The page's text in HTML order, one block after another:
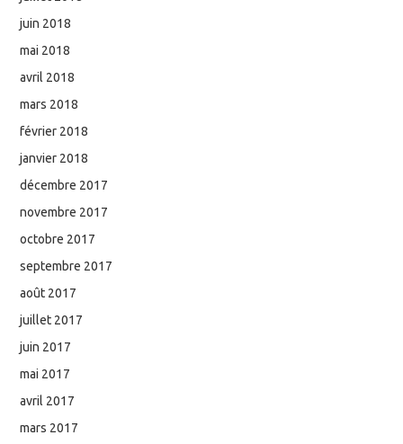
juin 2018
mai 2018
avril 2018
mars 2018
février 2018
janvier 2018
décembre 2017
novembre 2017
octobre 2017
septembre 2017
août 2017
juillet 2017
juin 2017
mai 2017
avril 2017
mars 2017